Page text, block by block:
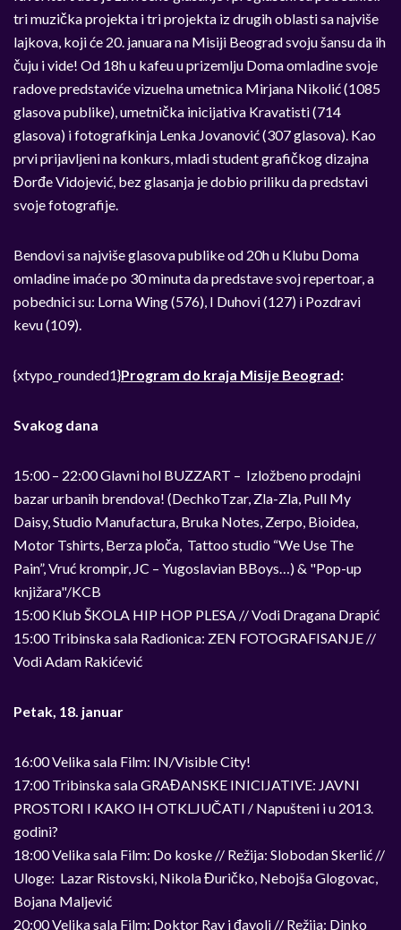
tri muzička projekta i tri projekta iz drugih oblasti sa najviše
lajkova, koji će 20. januara na Misiji Beograd svoju šansu da ih
čuju i vide! Od 18h u kafeu u prizemlju Doma omladine svoje
radove predstaviće vizuelna umetnica Mirjana Nikolić (1085
glasova publike), umetnička inicijativa Kravatisti (714
glasova) i fotografkinja Lenka Jovanović (307 glasova). Kao
prvi prijavljeni na konkurs, mladi student grafičkog dizajna
Đorđe Vidojević, bez glasanja je dobio priliku da predstavi
svoje fotografije.
Bendovi sa najviše glasova publike od 20h u Klubu Doma
omladine imaće po 30 minuta da predstave svoj repertoar, a
pobednici su: Lorna Wing (576), I Duhovi (127) i Pozdravi
kevu (109).
{xtypo_rounded1}Program do kraja Misije Beograd:
Svakog dana
15:00 – 22:00 Glavni hol BUZZART – Izložbeno prodajni
bazar urbanih brendova! (DechkoTzar, Zla-Zla, Pull My
Daisy, Studio Manufactura, Bruka Notes, Zerpo, Bioidea,
Motor Tshirts, Berza ploča, Tattoo studio “We Use The
Pain”, Vruć krompir, JC – Yugoslavian BBoys…) & "Pop-up
knjižara"/KCB
15:00 Klub ŠKOLA HIP HOP PLESA // Vodi Dragana Drapić
15:00 Tribinska sala Radionica: ZEN FOTOGRAFISANJE //
Vodi Adam Rakićević
Petak, 18. januar
16:00 Velika sala Film: IN/Visible City!
17:00 Tribinska sala GRAĐANSKE INICIJATIVE: JAVNI
PROSTORI I KAKO IH OTKLJUČATI / Napušteni i u 2013.
godini?
18:00 Velika sala Film: Do koske // Režija: Slobodan Skerlić //
Uloge: Lazar Ristovski, Nikola Đuričko, Nebojša Glogovac,
Bojana Maljević
20:00 Velika sala Film: Doktor Ray i đavoli // Režija: Dinko